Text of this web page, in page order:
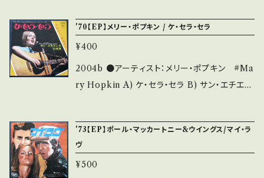
10401 / Apple *"007死ぬのは奴らだ"OST
参考視聴 : https://youtu.be/EzrMuVGaxe
o ●状態：ジャケ/盤：B/B+ (国内盤/3つ折り) *
【状態説明の見方】 商品列に並ぶ ■状態・説明
'70【EP】メリー・ポプキン / ケ・セラ・セラ
¥400
2004b ●アーティスト：メリー・ポプキン #Ma
ry Hopkin A) ケ・セラ・セラ B) サン・エチエン
ー参加 ●状態：ジャケ/盤：B/C (国内盤/Wジャ
ケ) *A=深い傷あり 【状態説明の見方】 商品列
に並ぶ ■状態・説明 / 発送について■ をご覧く
'73【EP】ポール・マッカートニー&ウイングス/マイ・ラ
ヴ
¥500